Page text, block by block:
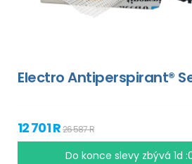
Electro Antiperspirant®
12 701 R26 587 R
Do konce slevy zbývá 1d